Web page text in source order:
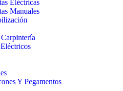
Eléctricas
Manuales
Y Pegamentos